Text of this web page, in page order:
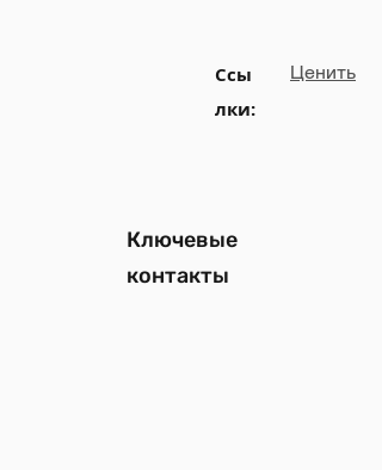
Ссы
лки:
Ценить
Ключевые
контакты